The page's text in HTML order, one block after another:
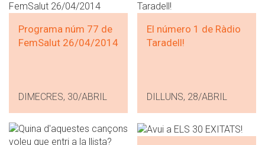
Programa núm 77 de
FemSalut 26/04/2014
DIMECRES, 30/ABRIL
El número 1 de Ràdio
Taradell!
DILLUNS, 28/ABRIL